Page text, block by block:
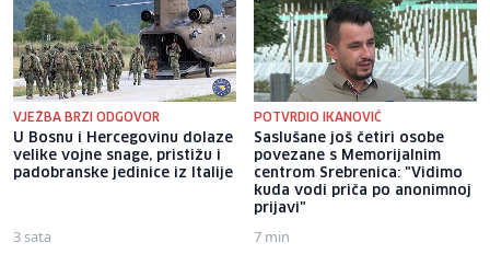
VJEŽBA BRZI ODGOVOR
U Bosnu i Hercegovinu dolaze
velike vojne snage, pristižu i
padobranske jedinice iz Italije
3 sata
POTVRDIO IKANOVIĆ
Saslušane još četiri osobe
povezane s Memorijalnim
centrom Srebrenica: "Vidimo
kuda vodi priča po anonimnoj
prijavi"
7 min